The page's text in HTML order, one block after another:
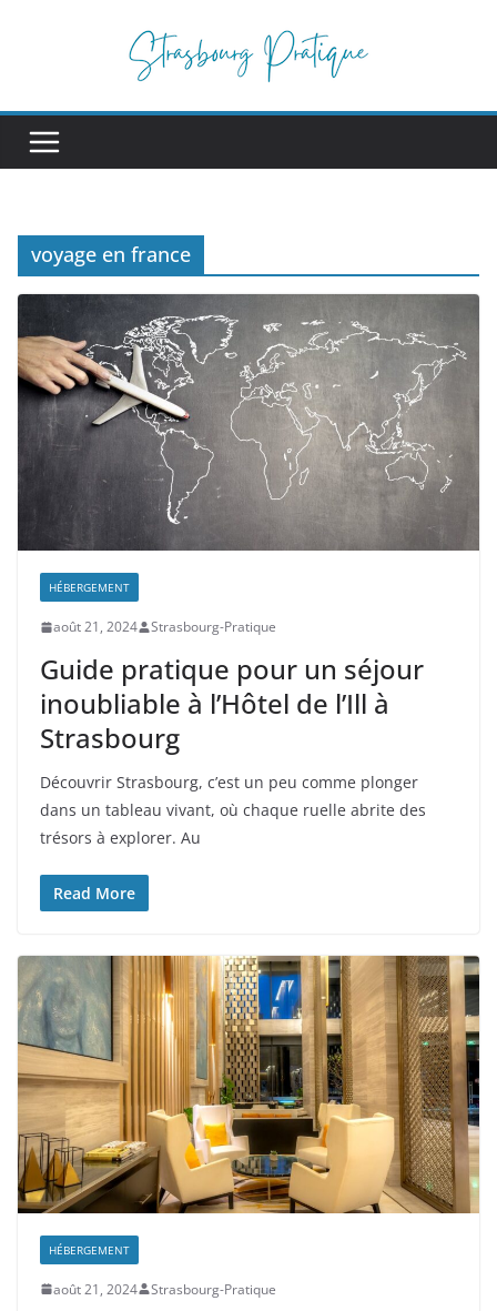
voyage en france
HÉBERGEMENT
août 21, 2024 Strasbourg-Pratique
Guide pratique pour un séjour
inoubliable à l’Hôtel de l’Ill à
Strasbourg
Découvrir Strasbourg, c’est un peu comme plonger
dans un tableau vivant, où chaque ruelle abrite des
trésors à explorer. Au
Read More
HÉBERGEMENT
août 21, 2024 Strasbourg-Pratique